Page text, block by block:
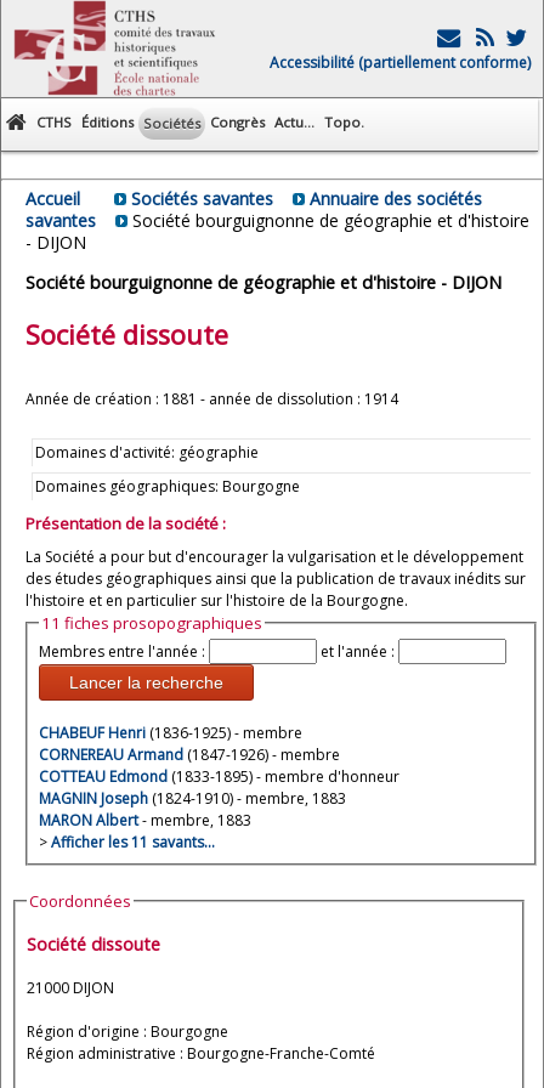
Accessibilité (partiellement conforme)
CTHS Éditions Sociétés Congrès Actu... Topo.
Accueil Sociétés savantes
Annuaire des sociétés
savantes
Société bourguignonne de géographie et d'histoire
- DIJON
Société bourguignonne de géographie et d'histoire - DIJON
Société dissoute
Année de création : 1881 - année de dissolution : 1914
Domaines d'activité: géographie
Domaines géographiques: Bourgogne
Présentation de la société :
La Société a pour but d'encourager la vulgarisation et le développement
des études géographiques ainsi que la publication de travaux inédits sur
l'histoire et en particulier sur l'histoire de la Bourgogne.
11 fiches prosopographiques
Membres entre l'année : et l'année :
Lancer la recherche
CHABEUF Henri (1836-1925) - membre
CORNEREAU Armand (1847-1926) - membre
COTTEAU Edmond (1833-1895) - membre d'honneur
MAGNIN Joseph (1824-1910) - membre, 1883
MARON Albert- membre, 1883
>Afficher les 11 savants…
Coordonnées
Société dissoute
21000 DIJON
Région d'origine : Bourgogne
Région administrative : Bourgogne-Franche-Comté